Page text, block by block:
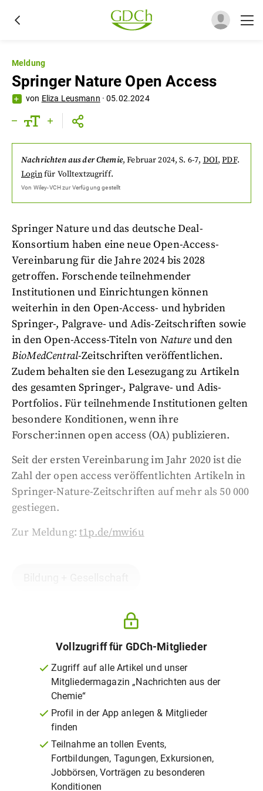
Meldung
Springer Nature Open Access
von Eliza Leusmann ·05.02.2024
Nachrichten aus der Chemie,Februar 2024, S. 6-7, DOI,PDF.
Loginfür Volltextzugriff.
Von Wiley-VCHzur Verfügung gestellt
Springer Nature und das deutsche Deal-
Konsortium haben eine neue Open-Access-
Vereinbarung für die Jahre 2024 bis 2028
getroffen. Forschende teilnehmender
Institutionen und Einrichtungen können
weiterhin in den Open-Access- und hybriden
Springer-, Palgrave- und Adis-Zeitschriften sowie
in den Open-Access-Titeln von Natureund den
BioMedCentral-Zeitschriften veröffentlichen.
Zudem behalten sie den Lesezugang zu Artikeln
des gesamten Springer-, Palgrave- und Adis-
Portfolios. Für teilnehmende Institutionen gelten
besondere Konditionen, wenn ihre
Forscher:innen open access (OA) publizieren.
Seit der ersten Vereinbarung im Jahr 2020 ist die
Zahl der open access veröffentlichten Artikeln in
Springer-Nature-Zeitschriften auf mehr als 50 000
gestiegen.
Zur Meldung: t1p.de/mwi6u
Vollzugriff für GDCh-Mitglieder
Zugriff auf alle Artikel und unser
Mitgliedermagazin „Nachrichten aus der
Chemie“
Profil in der App anlegen & Mitglieder
finden
Teilnahme an tollen Events,
Fortbildungen, Tagungen, Exkursionen,
Jobbörsen, Vorträgen zu besonderen
Konditionen